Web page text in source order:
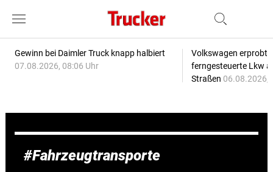
Gewinn bei Daimler Truck knapp halbiert
07.08.2026, 08:06 Uhr
Volkswagen erprobt
ferngesteuerte Lkw
Straßen 06.08.2026,
Fahrzeugtransporte